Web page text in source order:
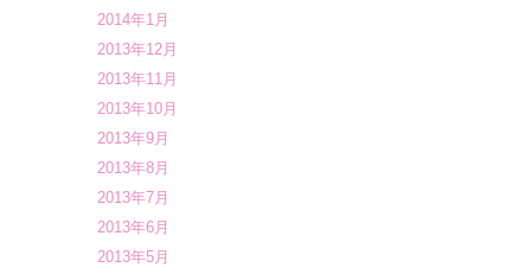
2014年1月
2013年12月
2013年11月
2013年10月
2013年9月
2013年8月
2013年7月
2013年6月
2013年5月